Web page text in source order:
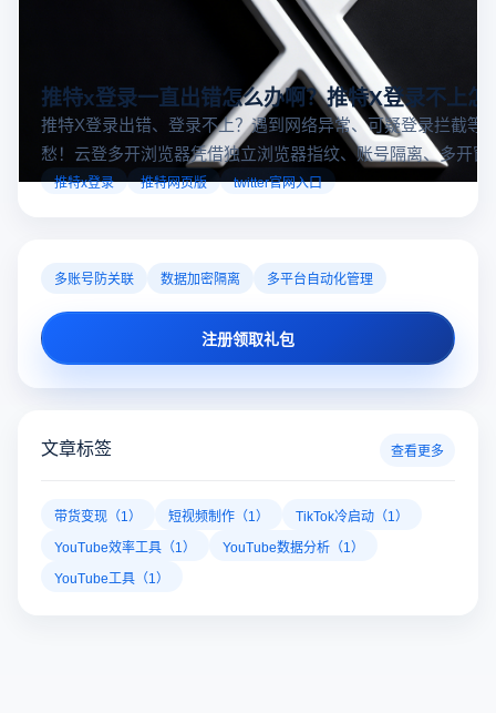
的机遇。如果你是一个跨境电商从业者，想要了解2025年十
大国外直播软件排行榜，那么你来对地方了！接下来跟着云
登多开浏览器一起来了解海外直播平台哪些最受欢迎。
海外直播app tiktok海外直播网络专线
推特x登录一直出错怎么办啊？推特X登录不上
愁！云登多开浏览器凭借独立浏览器指纹、账号隔离、多开窗
对性解决登录难题，让推特X登录更稳定安全～
推特x登录 推特网页版 twitter官网入口
多账号防关联
注册领取礼包